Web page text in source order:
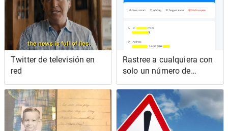
Twitter de televisión en
red
Rastree a cualquiera con
solo un número de
teléfono | Investigación
OSINT